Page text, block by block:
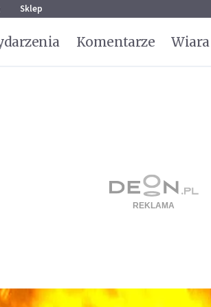
Sklep
Komentarze Wiara